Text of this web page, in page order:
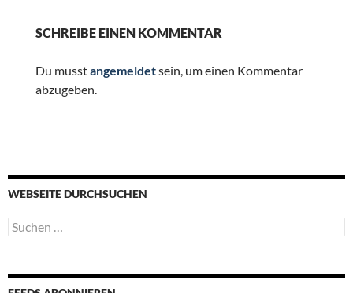
SCHREIBE EINEN KOMMENTAR
Du musstangemeldetsein, um einen Kommentar
abzugeben.
WEBSEITE DURCHSUCHEN
Suchen
nach: